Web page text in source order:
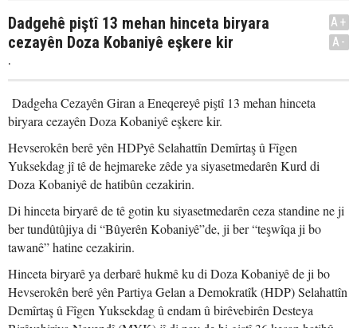
Dadgehê piştî 13 mehan hinceta biryara
cezayên Doza Kobaniyê eşkere kir
.
A+
A-
Dadgeha Cezayên Giran a Eneqereyê piştî 13 mehan hinceta
biryara cezayên Doza Kobaniyê eşkere kir.
Hevserokên berê yên HDPyê Selahattîn Demîrtaş û Fîgen
Yuksekdag jî tê de hejmareke zêde ya siyasetmedarên Kurd di
Doza Kobaniyê de hatibûn cezakirin.
Di hinceta biryarê de tê gotin ku siyasetmedarên ceza standine ne ji
ber tundûtûjiya di “Bûyerên Kobaniyê”de, ji ber “teşwîqa ji bo
tawanê” hatine cezakirin.
Hinceta biryarê ya derbarê hukmê ku di Doza Kobaniyê de ji bo
Hevserokên berê yên Partiya Gelan a Demokratîk (HDP) Selahattîn
Demîrtaş û Fîgen Yuksekdag û endam û birêvebirên Desteya